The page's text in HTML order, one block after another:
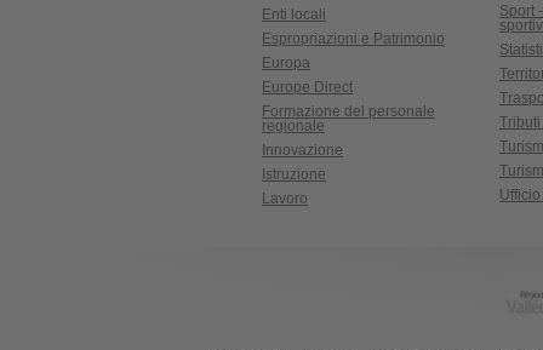
Enti locali
Espropriazioni e Patrimonio
Europa
Europe Direct
Formazione del personale
regionale
Innovazione
Istruzione
Lavoro
Sport